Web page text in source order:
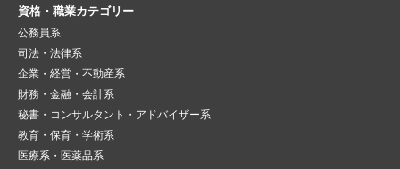
資格・職業カテゴリー
公務員系
司法・法律系
企業・経営・不動産系
財務・金融・会計系
秘書・コンサルタント・アドバイザー系
教育・保育・学術系
医療系・医薬品系